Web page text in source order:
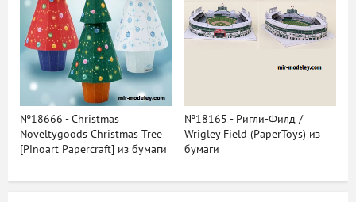
№18666 - Christmas
Noveltygoods Christmas Tree
[Pinoart Papercraft] из бумаги
№18165 - Ригли-Филд /
Wrigley Field (PaperToys) из
бумаги